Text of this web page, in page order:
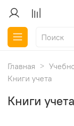
Главная
Книги учета
Книги учета